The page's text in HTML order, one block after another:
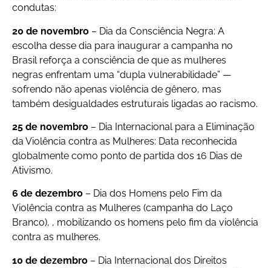
condutas:
20 de novembro – Dia da Consciência Negra: A
escolha desse dia para inaugurar a campanha no
Brasil reforça a consciência de que as mulheres
negras enfrentam uma “dupla vulnerabilidade” —
sofrendo não apenas violência de gênero, mas
também desigualdades estruturais ligadas ao racismo.
25 de novembro – Dia Internacional para a Eliminação
da Violência contra as Mulheres: Data reconhecida
globalmente como ponto de partida dos 16 Dias de
Ativismo.
6 de dezembro – Dia dos Homens pelo Fim da
Violência contra as Mulheres (campanha do Laço
Branco), , mobilizando os homens pelo fim da violência
contra as mulheres.
10 de dezembro – Dia Internacional dos Direitos